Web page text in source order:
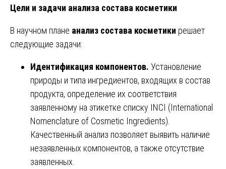
Цели и задачи анализа состава косметики
В научном плане анализ состава косметики решает
следующие задачи:
Идентификация компонентов. Установление
природы и типа ингредиентов, входящих в состав
продукта, определение их соответствия
заявленному на этикетке списку INCI (International
Nomenclature of Cosmetic Ingredients).
Качественный анализ позволяет выявить наличие
незаявленных компонентов, а также отсутствие
заявленных.